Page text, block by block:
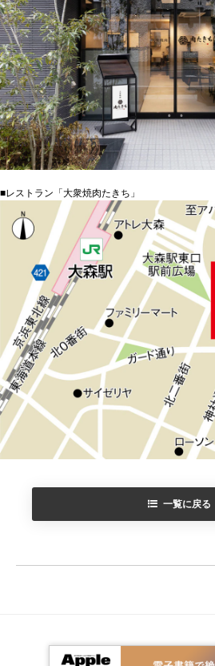
■レストラン「大衆焼肉たきち」
一覧に戻る